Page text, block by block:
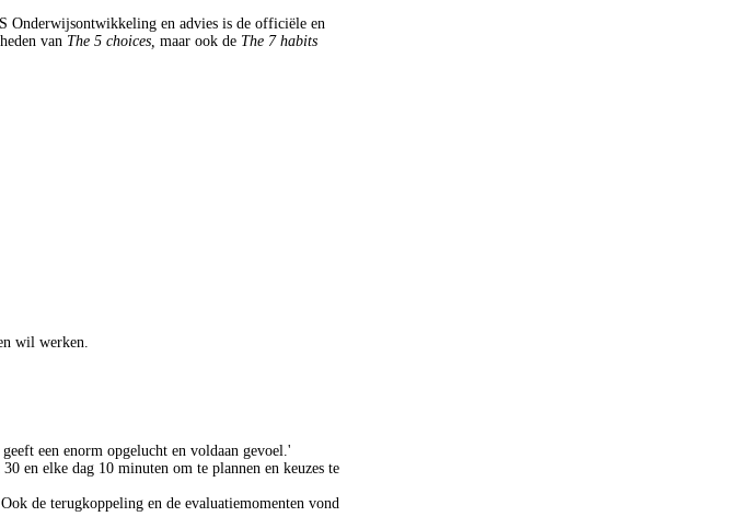
Onderwijsontwikkeling en advies is de officiële en
van The 5 choices, maar ook de The 7 habits
wil werken.
een enorm opgelucht en voldaan gevoel.'
en elke dag 10 minuten om te plannen en keuzes te
de terugkoppeling en de evaluatiemomenten vond